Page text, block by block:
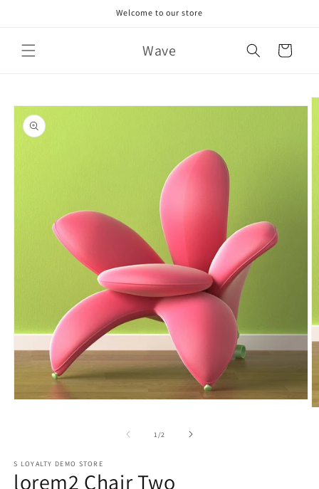
Welcome to our store
Wave Cart
product
information
1/of2
S LOYALTY DEMO STORE
lorem2 Chair Two